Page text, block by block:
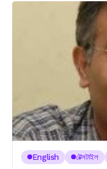
English টেক্সটাইল